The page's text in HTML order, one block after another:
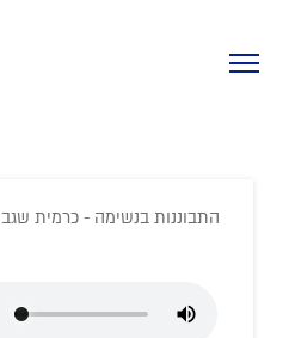
התבוננות בנשימה - כרמית שגב